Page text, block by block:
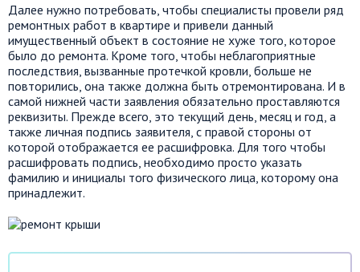
Далее нужно потребовать, чтобы специалисты провели ряд
ремонтных работ в квартире и привели данный
имущественный объект в состояние не хуже того, которое
было до ремонта. Кроме того, чтобы неблагоприятные
последствия, вызванные протечкой кровли, больше не
повторились, она также должна быть отремонтирована. И в
самой нижней части заявления обязательно проставляются
реквизиты. Прежде всего, это текущий день, месяц и год, а
также личная подпись заявителя, с правой стороны от
которой отображается ее расшифровка. Для того чтобы
расшифровать подпись, необходимо просто указать
фамилию и инициалы того физического лица, которому она
принадлежит.